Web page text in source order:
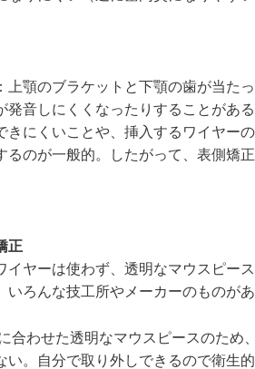
上顎のブラケットと下顎の歯が当た
発音しにくくなったりすることがあ
きにくいことや、挿入するワイヤー
るのが一般的。したがって、表側矯
正
イヤーは使わず、透明なマウスピー
いろんな技工所やメーカーのものがあ
に合わせた透明なマウスピースの
い。自分で取り外しできるので衛生的